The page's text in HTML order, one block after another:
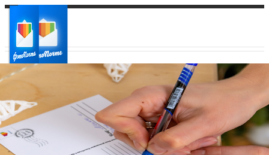
Ваш город:
Ваш регион доставки
Выберите из списка: